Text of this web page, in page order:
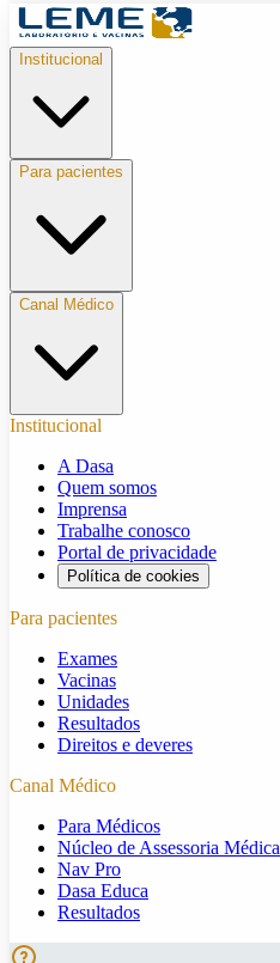
Institucional
Para pacientes
Canal Médico
Institucional
A Dasa
Quem somos
Imprensa
Trabalhe conosco
Portal de privacidade
Política de cookies
Para pacientes
Exames
Vacinas
Unidades
Resultados
Direitos e deveres
Canal Médico
Para Médicos
Núcleo de Assessoria Médica
Nav Pro
Dasa Educa
Resultados